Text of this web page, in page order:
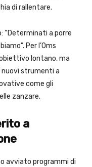
di rallentare.
“Determinati a porre
Per l’Oms
lontano, ma
nuovi strumenti a
come gli
zanzare.
a
avviato programmi di